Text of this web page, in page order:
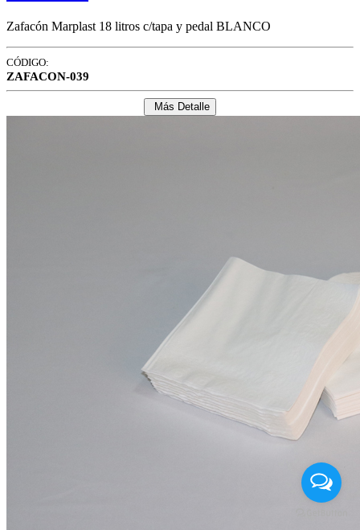
Zafacón Marplast 18 litros c/tapa y pedal BLANCO
CÓDIGO:
ZAFACON-039
Más Detalle